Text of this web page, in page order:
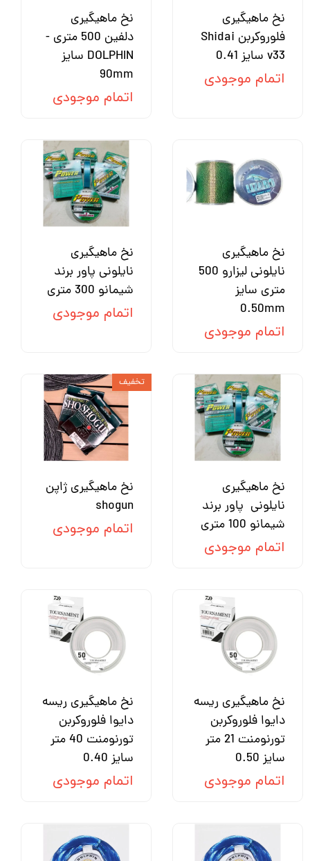
نخ ماهیگیری
فلوروکربن Shidai
v33 سایز 0.41
اتمام موجودی
نخ ماهیگیری
دلفین 500 متری -
DOLPHIN سایز
90mm
اتمام موجودی
نخ ماهیگیری
نایلونی لیزارو 500
متری سایز
0.50mm
اتمام موجودی
نخ ماهیگیری
نایلونی پاور برند
شیمانو 300 متری
اتمام موجودی
نخ ماهیگیری
نایلونی پاور برند
شیمانو 100 متری
اتمام موجودی
نخ ماهیگیری ژاپن
shogun
اتمام موجودی
تخفیف
نخ ماهیگیری ریسه
دایوا فلوروکربن
تورنومنت 21 متر
سایز 0.50
اتمام موجودی
نخ ماهیگیری ریسه
دایوا فلوروکربن
تورنومنت 40 متر
سایز 0.40
اتمام موجودی